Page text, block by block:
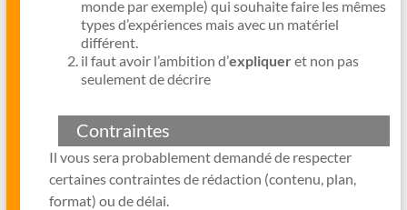
monde par exemple) qui souhaite faire les mêmes
types d’expériences mais avec un matériel
différent.
il faut avoir l’ambition d’expliqueret non pas
seulement de décrire
Contraintes
Il vous sera probablement demandé de respecter
certaines contraintes de rédaction (contenu, plan,
format) ou de délai.